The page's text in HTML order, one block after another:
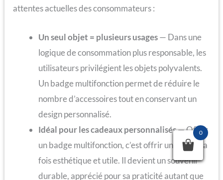
attentes actuelles des consommateurs :
Un seul objet = plusieurs usages— Dans une
logique de consommation plus responsable, les
utilisateurs privilégient les objets polyvalents.
Un badge multifonction permet de réduire le
nombre d’accessoires tout en conservant un
design personnalisé.
Idéal pour les cadeaux personnalisés— Offrir
un badge multifonction, c’est offrir un objet à la
fois esthétique et utile. Il devient un souvenir
durable, apprécié pour sa praticité autant que
0